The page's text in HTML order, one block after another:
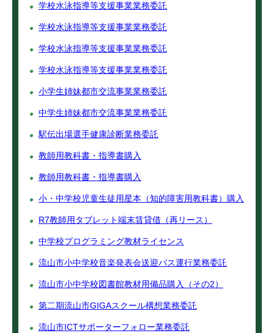
学校水泳指導等支援事業業務委託
学校水泳指導等支援事業業務委託
学校水泳指導等支援事業業務委託
学校水泳指導等支援事業業務委託
小学生姉妹都市交流事業業務委託
中学生姉妹都市交流事業業務委託
駅伝出場選手健康診断業務委託
教師用教科書・指導書購入
教師用教科書・指導書購入
小・中学校児童生徒用星本（知的障害用教科書）購入
R7教師用タブレット端末賃貸借（再リース）
中学校プログラミング教材ライセンス
流山市小中学校音楽発表会送迎バス運行業務委託
流山市小中学校図書館教材用備品購入（その2）
第二期流山市GIGAスクール構想業務委託
流山市ICTサポーターフォロー業務委託